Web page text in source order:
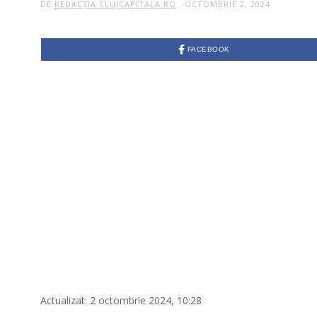
DE REDACȚIA CLUJCAPITALA.RO OCTOMBRIE 2, 2024
FACEBOOK
Actualizat: 2 octombrie 2024, 10:28